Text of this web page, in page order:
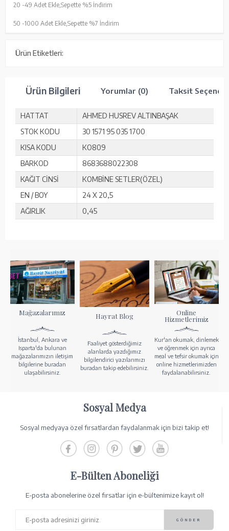
20 -49 Adet Ekle, Sepette %5 İndirim
50 -1000 Adet Ekle, Sepette %7 İndirim
Ürün Etiketleri:
Ürün Bilgileri Yorumlar (0) Taksit
HATTAT
AHMED HUSREV ALTINBAŞAK
STOK KODU
30 1571 95 035 1700
KISA KODU
KO809
BARKOD
8683688022308
KAĞIT CİNSİ
KOMBİNE SETLER(ÖZEL)
EN / BOY
24 X 20,5
AĞIRLIK
0,45
Mağazalarımız
İstanbul, Ankara ve
Isparta'da bulunan
mağazalarımızın iletişim
bilgilerine buradan
ulaşabilirsiniz.
Hayrat Blog
Faaliyet gösterdiğimiz
alanlarda yazdığımız
bilgilendirici yazılarımızı
buradan takip edebilirsiniz.
Online
Hizmetlerimiz
Kur'an okumak, dinlemek
ve öğrenmek için ayrıca
meal ve tefsir okumak için
online hizmetlerimizden
faydalanabilirsiniz.
Sosyal Medya
Sosyal medyaya özel fırsatlardan faydalanmak için bizi takip et!
E-Bülten Aboneliği
E-posta abonelerine özel fırsatlar için e-bültenimize kayıt ol!